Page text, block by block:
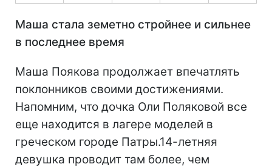
Маша стала земетно стройнее и сильнее
в последнее время
Маша Поякова продолжает впечатлять
поклонников своими достижениями.
Напомним, что дочка Оли Поляковой все
еще находится в лагере моделей в
греческом городе Патры.14-летняя
девушка проводит там более, чем